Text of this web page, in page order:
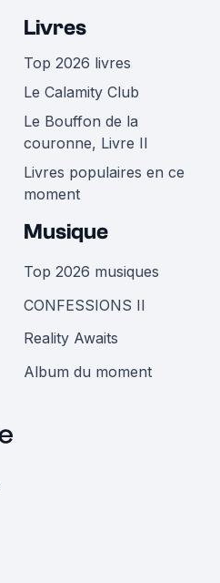
Livres
Top 2026 livres
Le Calamity Club
Le Bouffon de la
couronne, Livre II
Livres populaires en ce
moment
Musique
Top 2026 musiques
CONFESSIONS II
Reality Awaits
Album du moment